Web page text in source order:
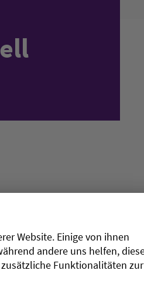
Motto des
Bremen und dem
Gelegenheit, ihre
Website. Einige von ihnen
andere uns helfen,
Funktionalitäten zur